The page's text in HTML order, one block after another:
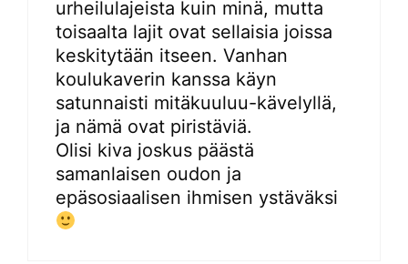
urheilulajeista kuin minä, mutta
toisaalta lajit ovat sellaisia joissa
keskitytään itseen. Vanhan
koulukaverin kanssa käyn
satunnaisti mitäkuuluu-kävelyllä,
ja nämä ovat piristäviä.
Olisi kiva joskus päästä
samanlaisen oudon ja
epäsosiaalisen ihmisen ystäväksi